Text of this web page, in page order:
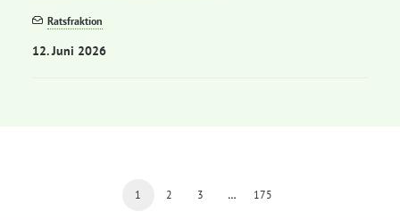
Ratsfraktion
12. Juni 2026
1 2 3 … 175